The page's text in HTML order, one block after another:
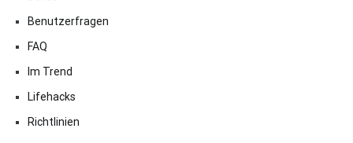
Benutzerfragen
FAQ
Im Trend
Lifehacks
Richtlinien